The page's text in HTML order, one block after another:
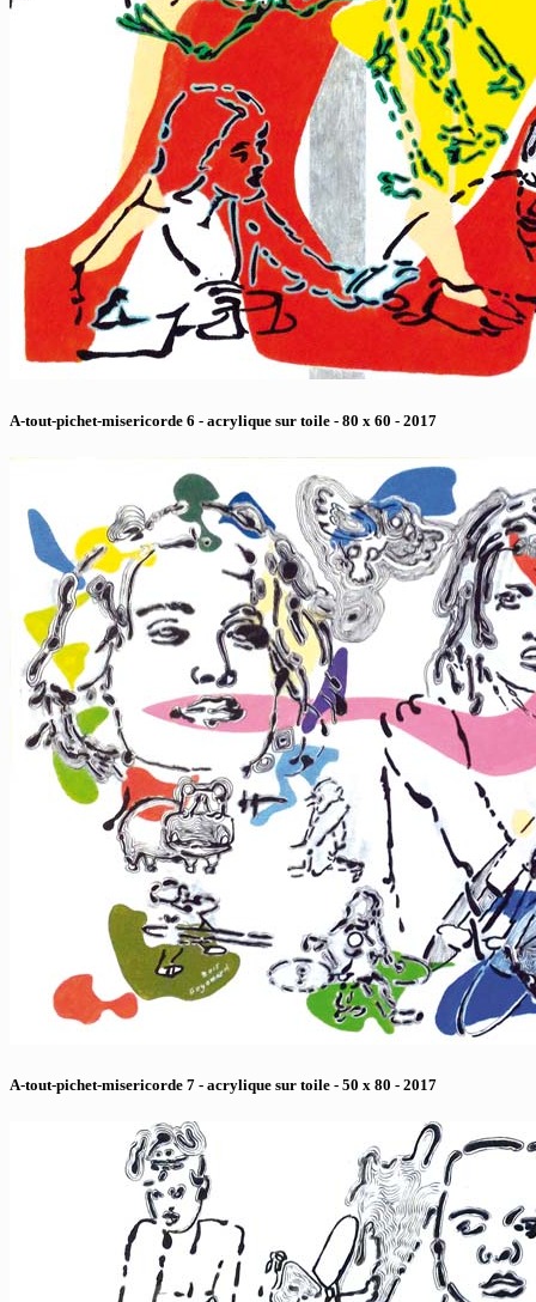
A-tout-pichet-misericorde 6 - acrylique sur toile - 80 x 60 - 2017
A-tout-pichet-misericorde 7 - acrylique sur toile - 50 x 80 - 2017